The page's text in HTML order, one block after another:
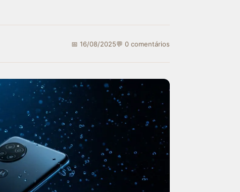
📅 16/08/2025💬 0 comentários